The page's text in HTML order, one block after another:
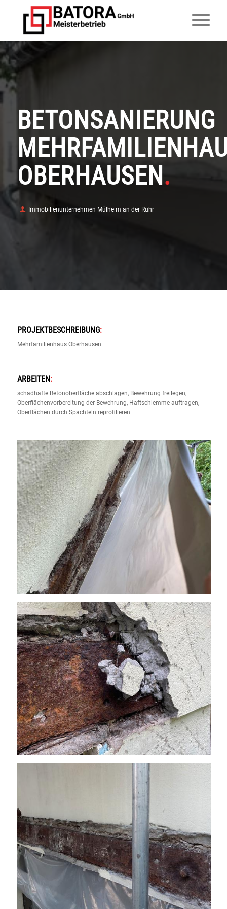
BETONSANIERUNG
OBERHAUSEN .
Immobilienunternehmen Mülheim an der Ruhr
PROJEKTBESCHREIBUNG:
Mehrfamilienhaus Oberhausen.
ARBEITEN:
schadhafte Betonoberfläche abschlagen, Bewehrung freilegen,
Oberflächenvorbereitung der Bewehrung, Haftschlemme auftragen,
Oberflächen durch Spachteln reprofilieren.